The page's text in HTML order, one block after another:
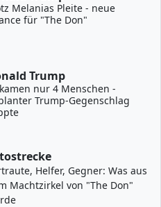
Melanias Pleite - neue
für "The Don"
Trump
nur 4 Menschen -
Trump-Gegenschlag
Helfer, Gegner: Was aus
Machtzirkel von "The Don"